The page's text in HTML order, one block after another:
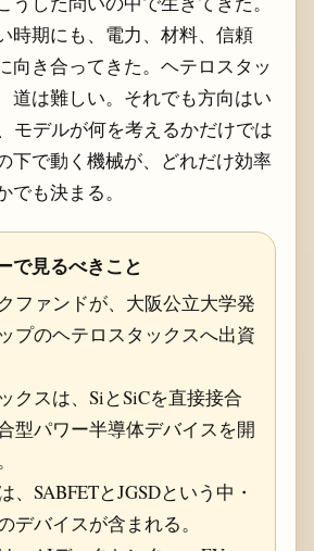
時期にも、電力、材料、信頼
向き合ってきた。ヘテロスタッ
道は難しい。それでも方向はい
モデルが何を考えるかだけでは
下で動く機械が、どれだけ効率
でも決まる。
で見るべきこと
ファンドが、大阪公立大学発
プのヘテロスタックスへ出資
クスは、SiとSiCを直接接合
型パワー半導体デバイスを開
、SABFETとJGSDという中・
デバイスが含まれる。